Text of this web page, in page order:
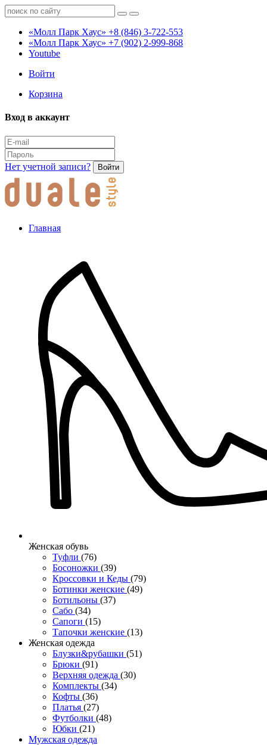
«Молл Парк Хаус» +8 (846) 3-722-553
«Молл Парк Хаус» +7 (902) 2-999-868
Youtube
Войти
Корзина
Вход в аккаунт
Нет учетной записи? Войти
Главная
Женcкая обувь
Туфли (76)
Босоножки (39)
Кроссовки и Кеды (79)
Ботинки женские (49)
Ботильоны (37)
Сабо (34)
Сапоги (15)
Тапочки женские (13)
Женская одежда
Блузки&рубашки (51)
Брюки (91)
Верхняя одежда (30)
Комплекты (34)
Кофты (36)
Платья (27)
Футболки (48)
Юбки (21)
Мужская одежда